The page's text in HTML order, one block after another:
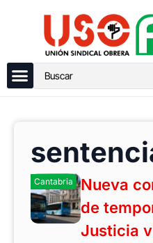
Cantabria
Nueva
de
Justicia